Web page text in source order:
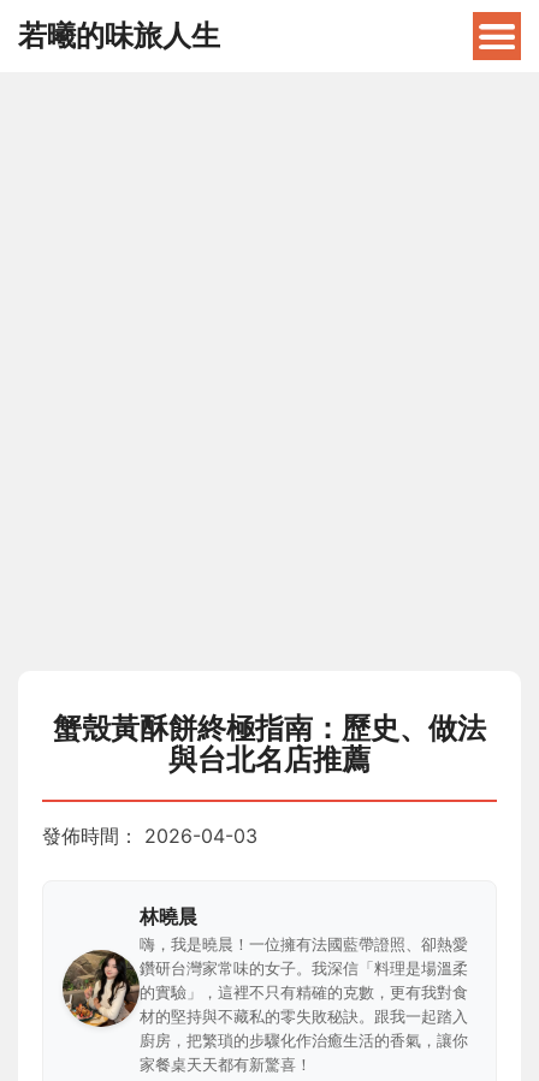
若曦的味旅人生
蟹殼黃酥餅終極指南：歷史、做法
與台北名店推薦
發佈時間： 2026-04-03
林曉晨
嗨，我是曉晨！一位擁有法國藍帶證照、卻熱愛
鑽研台灣家常味的女子。我深信「料理是場溫柔
的實驗」，這裡不只有精確的克數，更有我對食
材的堅持與不藏私的零失敗秘訣。跟我一起踏入
廚房，把繁瑣的步驟化作治癒生活的香氣，讓你
家餐桌天天都有新驚喜！